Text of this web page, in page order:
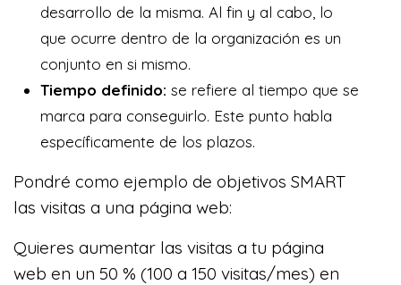
desarrollo de la misma. Al fin y al cabo, lo
que ocurre dentro de la organización es un
conjunto en si mismo.
Tiempo definido: se refiere al tiempo que se
marca para conseguirlo. Este punto habla
específicamente de los plazos.
Pondré como ejemplo de objetivos SMART
las visitas a una página web:
Quieres aumentar las visitas a tu página
web en un 50 % (100 a 150 visitas/mes) en